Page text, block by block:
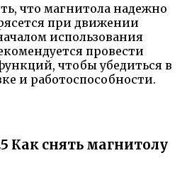
что магнитола надежно
при движении
использования
провести
чтобы убедиться в
и работоспособности.
Как снять магнитолу